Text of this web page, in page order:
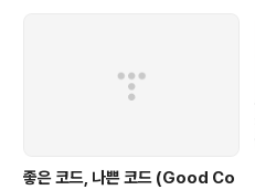
좋은 코드, 나쁜 코드 (Good Co